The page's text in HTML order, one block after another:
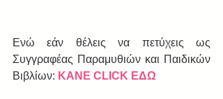
Ενώ εάν θέλεις να πετύχεις ως
Συγγραφέας Παραμυθιών και Παιδικών
Βιβλίων: ΚΑΝΕ CLICK ΕΔΩ